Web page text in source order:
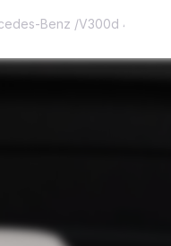
Benz /V300d 4Matic